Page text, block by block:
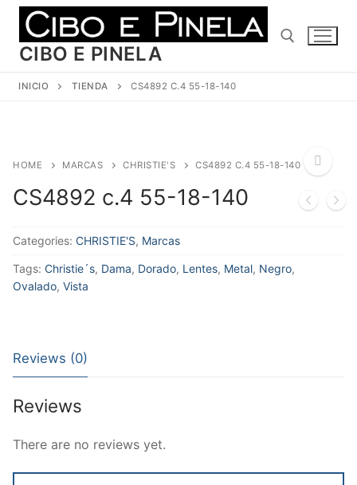
contenido
CIBO E PINELA
INICIO TIENDA CS4892 C.4 55-18-140
🔍
HOME MARCAS CHRISTIE'S CS4892 C.4 55-18-140
CS4892 c.4 55-18-140
Categories: CHRISTIE'S, Marcas
Tags: Christie´s, Dama, Dorado, Lentes, Metal, Negro,
Ovalado, Vista
Reviews (0)
Reviews
There are no reviews yet.